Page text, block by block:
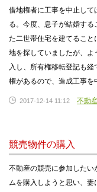
借地権者に工事を中止し
る。今度、息子が結婚す
た二世帯住宅を建てるこ
地を探していましたが、
入し、所有権移転登記も
権があるので、造成工事
2017-12-14 11:12 不動
競売物件の購入
不動産の競売に参加した
ムを購入しようと思い、